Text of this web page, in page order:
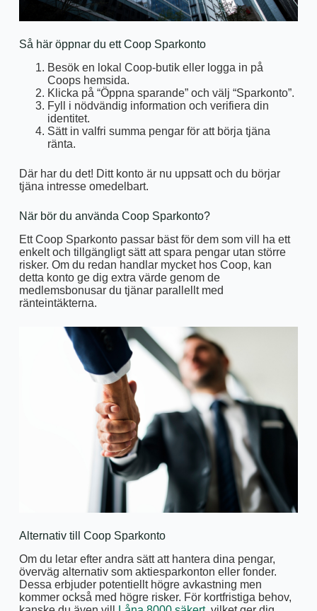
Så här öppnar du ett Coop Sparkonto
Besök en lokal Coop-butik eller logga in på
Coops hemsida.
Klicka på “Öppna sparande” och välj “Sparkonto”.
Fyll i nödvändig information och verifiera din
identitet.
Sätt in valfri summa pengar för att börja tjäna
ränta.
Där har du det! Ditt konto är nu uppsatt och du börjar
tjäna intresse omedelbart.
När bör du använda Coop Sparkonto?
Ett Coop Sparkonto passar bäst för dem som vill ha ett
enkelt och tillgängligt sätt att spara pengar utan större
risker. Om du redan handlar mycket hos Coop, kan
detta konto ge dig extra värde genom de
medlemsbonusar du tjänar parallellt med
ränteintäkterna.
Alternativ till Coop Sparkonto
Om du letar efter andra sätt att hantera dina pengar,
överväg alternativ som aktiesparkonton eller fonder.
Dessa erbjuder potentiellt högre avkastning men
kommer också med högre risker. För kortfristiga behov,